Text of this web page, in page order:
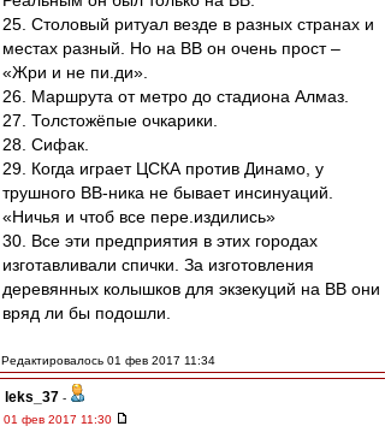
25. Столовый ритуал везде в разных странах и
местах разный. Но на ВВ он очень прост –
«Жри и не пи.ди».
26. Маршрута от метро до стадиона Алмаз.
27. Толстожёпые очкарики.
28. Сифак.
29. Когда играет ЦСКА против Динамо, у
трушного ВВ-ника не бывает инсинуаций.
«Ничья и чтоб все пере.издились»
30. Все эти предприятия в этих городах
изготавливали спички. За изготовления
деревянных колышков для экзекуций на ВВ они
вряд ли бы подошли.
Редактировалось 01 фев 2017 11:34
leks_37 -
01 фев 2017 11:30